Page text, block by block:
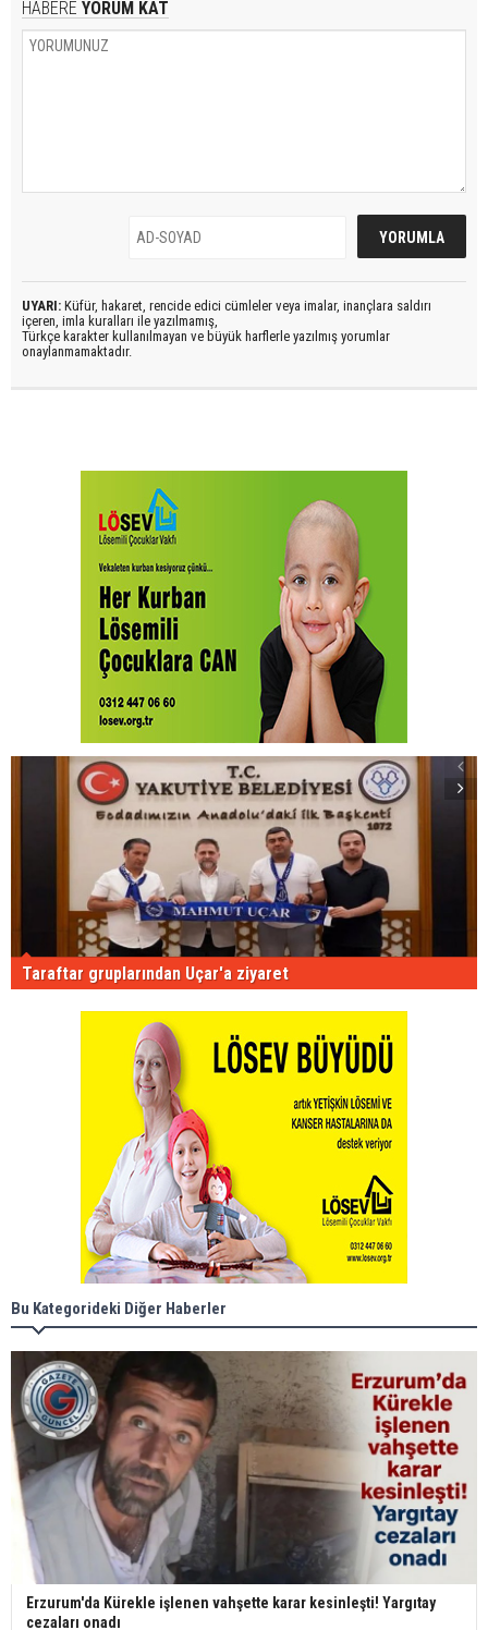
HABERE YORUM KAT
UYARI: Küfür, hakaret, rencide edici cümleler veya imalar, inançlara saldırı
içeren, imla kuralları ile yazılmamış,
Türkçe karakter kullanılmayan ve büyük harflerle yazılmış yorumlar
onaylanmamaktadır.
Taraftar gruplarından Uçar'a ziyaret
Bu Kategorideki Diğer Haberler
Erzurum'da Kürekle işlenen vahşette karar kesinleşti! Yargıtay
cezaları onadı